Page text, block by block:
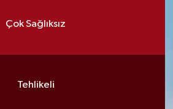
Çok Sağlıksız
Tehlikeli